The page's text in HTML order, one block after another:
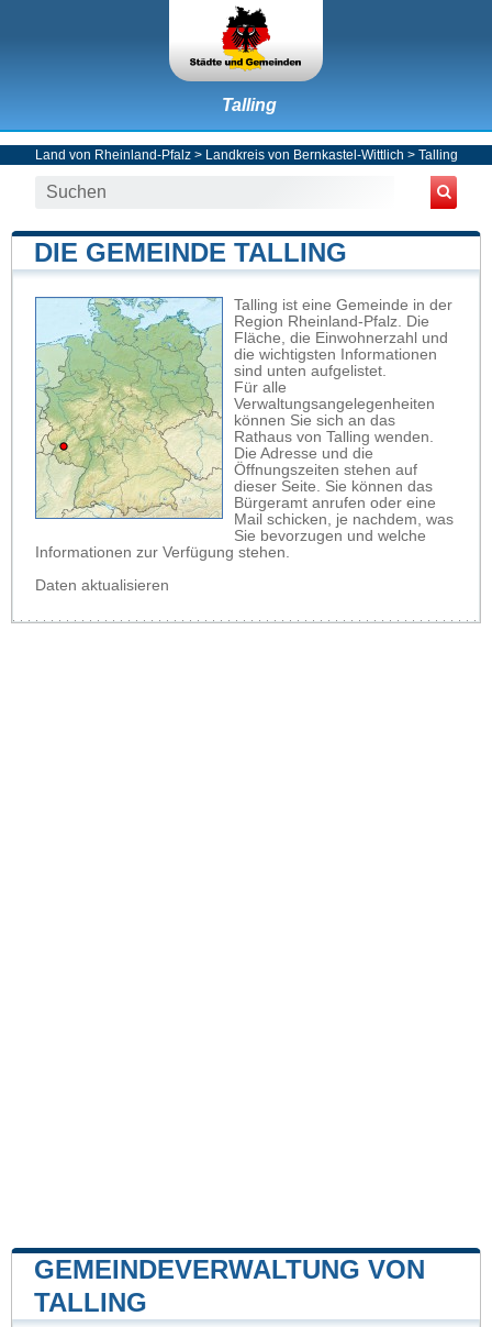
Talling
Land von Rheinland-Pfalz> Landkreis von Bernkastel-Wittlich > Talling
DIE GEMEINDE TALLING
Talling ist eine Gemeinde in der
Region Rheinland-Pfalz. Die
Fläche, die Einwohnerzahl und
die wichtigsten Informationen
sind unten aufgelistet.
Für alle
Verwaltungsangelegenheiten
können Sie sich an das
Rathaus von Talling wenden.
Die Adresse und die
Öffnungszeiten stehen auf
dieser Seite. Sie können das
Bürgeramt anrufen oder eine
Mail schicken, je nachdem, was
Sie bevorzugen und welche
Informationen zur Verfügung stehen.
Daten aktualisieren
GEMEINDEVERWALTUNG VON
TALLING